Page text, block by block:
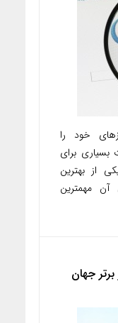
خود را
بسیاری برای
از بهترین
مهمترین
کشور برتر جهان